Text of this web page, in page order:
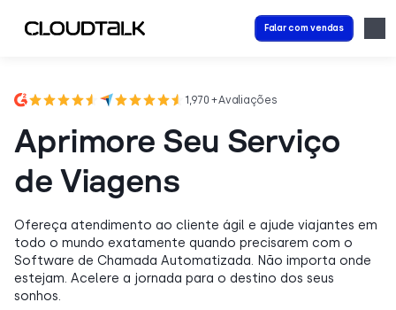
Falar com vendas
1,970 + Avaliações
Aprimore Seu Serviço
de Viagens
Ofereça atendimento ao cliente ágil e ajude viajantes em
todo o mundo exatamente quando precisarem com o
Software de Chamada Automatizada. Não importa onde
estejam. Acelere a jornada para o destino dos seus
sonhos.